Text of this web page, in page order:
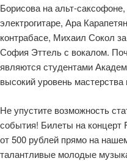
Борисова на альт-
электрогитаре, Ара
контрабасе, Михаил Сокол
София Эттель с вокалом.
являются студентами
высокий уровень
Не упустите возможность
события! Билеты на концерт
от 500 рублей прямо на
талантливые молодые